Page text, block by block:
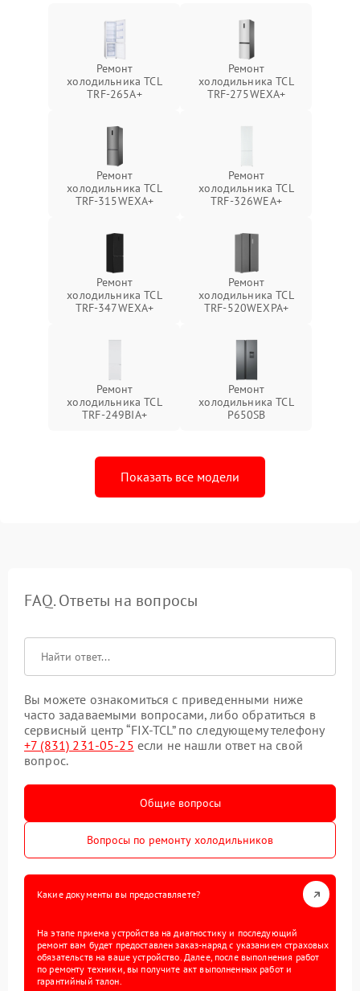
Ремонт
холодильника TCL
TRF-265A+
Ремонт
холодильника TCL
TRF-275WEXA+
Ремонт
холодильника TCL
TRF-315WEXA+
Ремонт
холодильника TCL
TRF-326WEA+
Ремонт
холодильника TCL
TRF-347WEXA+
Ремонт
холодильника TCL
TRF-520WEXPA+
Ремонт
холодильника TCL
TRF-249BIA+
Ремонт
холодильника TCL
P650SB
Показать все модели
FAQ. Ответы на вопросы
Вы можете ознакомиться с приведенными ниже
часто задаваемыми вопросами, либо обратиться в
сервисный центр “FIX-TCL” по следующему телефону
+7 (831) 231-05-25 если не нашли ответ на свой
вопрос.
Общие вопросы
Вопросы по ремонту холодильников
Какие документы вы предоставляете?
На этапе приема устройства на диагностику и последующий
ремонт вам будет предоставлен заказ-наряд с указанием страховых
обязательств на ваше устройство. Далее, после выполнения работ
по ремонту техники, вы получите акт выполненных работ и
гарантийный талон.